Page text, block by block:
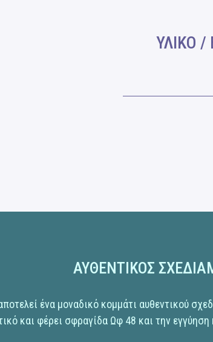
ΥΛΙΚΟ
ΑΥΘΕΝΤΙΚΟΣ
ένα μοναδικό κομμάτι αυθεντικού
και φέρει σφραγίδα Ωφ 48 και την